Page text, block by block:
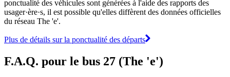
ponctualité des véhicules sont générées à l'aide des rapports des
usager·ère·s, il est possible qu'elles diffèrent des données officielles
du réseau The 'e'.
Plus de détails sur la ponctualité des départs
F.A.Q. pour le bus 27 (The 'e')